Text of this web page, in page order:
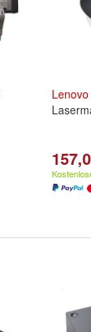
Lenovo